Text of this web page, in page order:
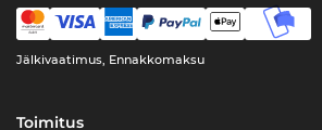
Jälkivaatimus, Ennakkomaksu
Toimitus